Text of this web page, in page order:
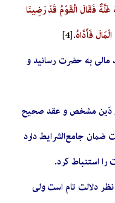
فَقَالَ الْقَوْمُ قَدْ رَضِينَا
فَأَدَّاهُ.
[4]
به حضرت رسانید و
و دَین مشخص و عقد صحیح
ضمان جامع‌الشرایط دارد
استنباط کرد.
نظر دلالت تام است ولی